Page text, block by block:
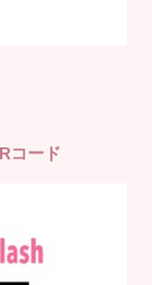
コード